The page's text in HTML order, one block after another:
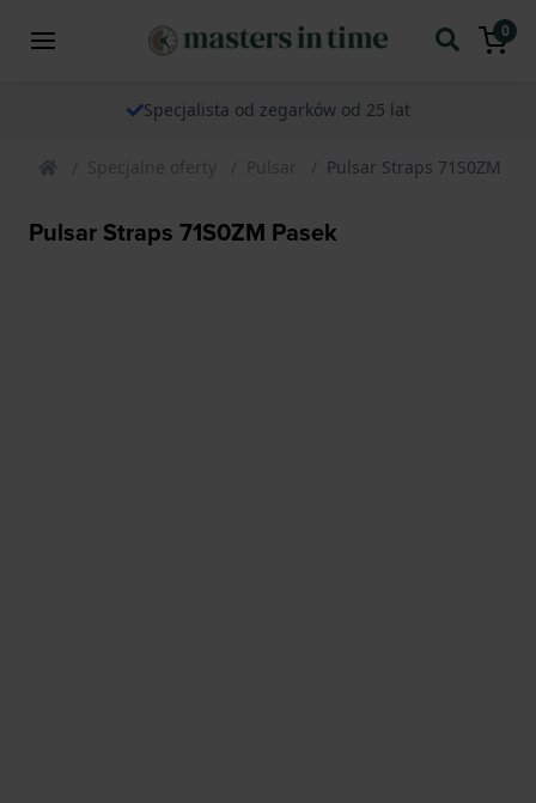
0
Specjalista od zegarków od 25 lat
Specjalne oferty Pulsar Pulsar Straps 71S0ZM
Pulsar Straps 71S0ZM Pasek